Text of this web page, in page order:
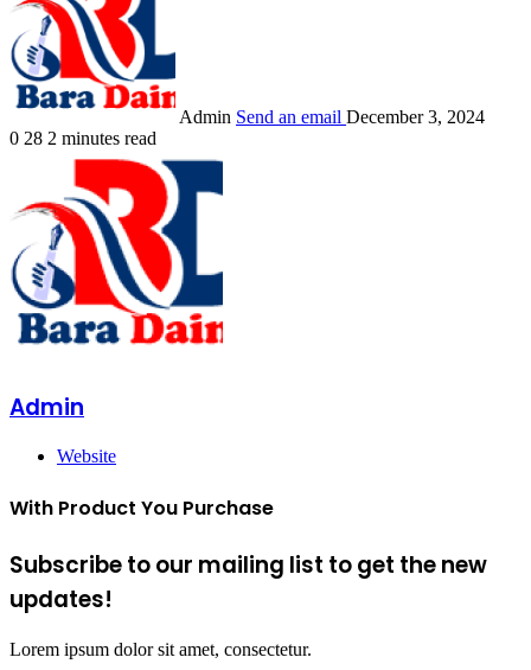
Admin Send an email December 3, 2024
0 28 2 minutes read
Admin
Website
With Product You Purchase
Subscribe to our mailing list to get the new
updates!
Lorem ipsum dolor sit amet, consectetur.